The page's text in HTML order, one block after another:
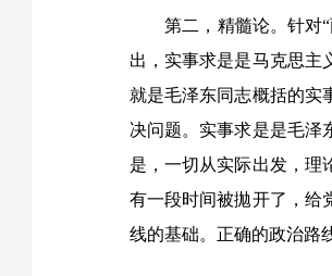
第二，精髓论。针对“
出，实事求是是马克思主
就是毛泽东同志概括的实
决问题。实事求是是毛泽
是，一切从实际出发，理
有一段时间被拋开了，给
线的基础。正确的政治路